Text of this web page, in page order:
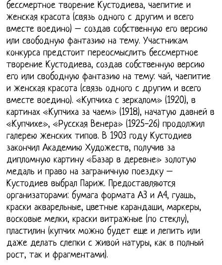
бессмертное творение Кустодиева, чаепитие и
женская красота (связь одного с другим и всего
вместе воедино) – создав собственную его версию
или свободную фантазию на тему. Участникам
конкурса предстоит переосмыслить бессмертное
творение Кустодиева, создав собственную версию
его или свободную фантазию на тему: чай, чаепитие
и женская красота (связь одного с другим и всего
вместе воедино). «Купчиха с зеркалом» (1920), в
картинах «Купчиха за чаем» (1918), начатую давней в
«Купчихе», «Русская Венера» (1925-26) продолжил
галерею женских типов. В 1903 году Кустодиев
закончил Академию Художеств, получив за
дипломную картину «Базар в деревне» золотую
медаль и право на заграничную поездку –
Кустодиев выбрал Париж. Предоставляются
организаторами: бумага формата А3 и А4, гуашь,
краски акварельные, цветные карандаши, маркеры,
восковые мелки, краски витражные (по стеклу),
пластилин (купчих можно будет еще и лепить или
даже делать слепки с живой натуры, как в полный
рост, так и фрагментами).